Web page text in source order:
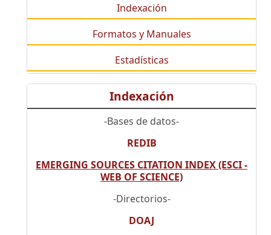
Indexación
Formatos y Manuales
Estadísticas
Indexación
-Bases de datos-
REDIB
EMERGING SOURCES CITATION INDEX (ESCI -
WEB OF SCIENCE)
-Directorios-
DOAJ